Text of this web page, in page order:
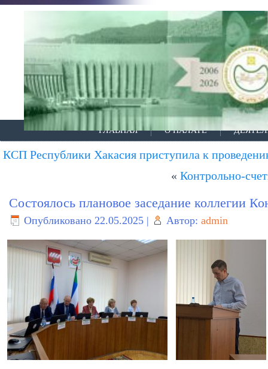
ГЛАВНАЯ О ПАЛАТЕ
КСП Республики Хакасия приступила к
« Контрольно-
Состоялось плановое заседание коллегии
Опубликовано 22.05.2025 | Автор: admin